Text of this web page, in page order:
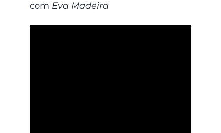
com Eva Madeira